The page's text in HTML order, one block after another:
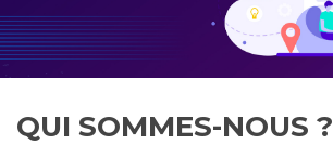
QUI SOMMES-NOUS ?